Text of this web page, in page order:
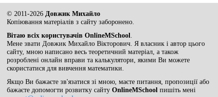
© 2011-2026 Довжик Михайло
Копіювання матеріалів з сайту заборонено.
Вітаю всіх користувачів OnlineMSchool
Мене звати Довжик Михайло Вікторович. Я власник і автор цього
сайту, мною написано весь теоретичний матеріал, а також
розроблені онлайн вправи та калькулятори, якими Ви можете
скористатися для вивчення математики.
Якщо Ви бажаєте зв'язатися зі мною, маєте питання, пропозиції або
бажаєте допомогти розвитку сайтуOnlineMSchool пишіть мені